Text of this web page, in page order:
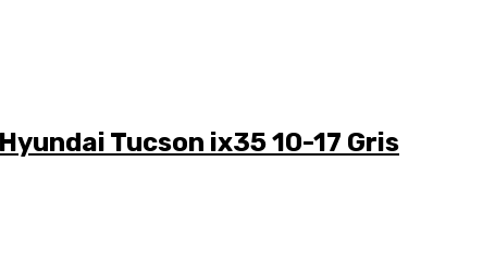
Tucson ix35 10-17 Gris